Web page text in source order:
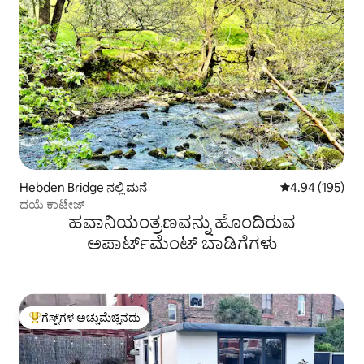
Hebden Bridge ನಲ್ಲಿ ಮನೆ 5 ರಲ್ಲಿ 4.94
4.94 (195)
ದಯೆ ಕಾಟೇಜ್
ಹವಾನಿಯಂತ್ರಣವನ್ನು ಹೊಂದಿರುವ
ಅಪಾರ್ಟ್‌ಮೆಂಟ್‌ ಬಾಡಿಗೆಗಳು
ಗೆಸ್ಟ್‌ಗಳಿಗೆ ಅತಿ ಹೆಚ್ಚು ಅಚ್ಚುಮೆಚ್ಚಿನದು
ಗೆಸ್ಟ್‌ಗಳ ಅಚ್ಚುಮೆಚ್ಚಿನದು